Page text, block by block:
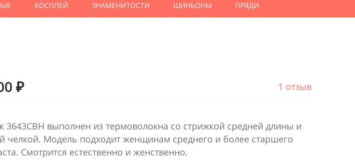
КОСПЛЕЙ ЗНАМЕНИТОСТИ ШИНЬОНЫ ПРЯДИ
₽ 1 отзыв
3643СВН выполнен из термоволокна со стрижкой средней длины и
челкой. Модель подходит женщинам среднего и более старшего
Смотрится естественно и женственно.